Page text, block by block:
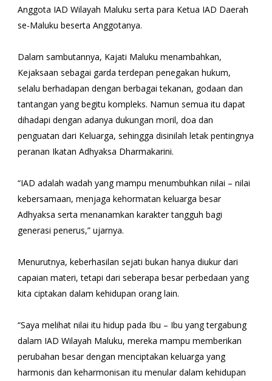
Anggota IAD Wilayah Maluku serta para Ketua IAD Daerah
se-Maluku beserta Anggotanya.
Dalam sambutannya, Kajati Maluku menambahkan,
Kejaksaan sebagai garda terdepan penegakan hukum,
selalu berhadapan dengan berbagai tekanan, godaan dan
tantangan yang begitu kompleks. Namun semua itu dapat
dihadapi dengan adanya dukungan moril, doa dan
penguatan dari Keluarga, sehingga disinilah letak pentingnya
peranan Ikatan Adhyaksa Dharmakarini.
“IAD adalah wadah yang mampu menumbuhkan nilai – nilai
kebersamaan, menjaga kehormatan keluarga besar
Adhyaksa serta menanamkan karakter tangguh bagi
generasi penerus,” ujarnya.
Menurutnya, keberhasilan sejati bukan hanya diukur dari
capaian materi, tetapi dari seberapa besar perbedaan yang
kita ciptakan dalam kehidupan orang lain.
“Saya melihat nilai itu hidup pada Ibu – Ibu yang tergabung
dalam IAD Wilayah Maluku, mereka mampu memberikan
perubahan besar dengan menciptakan keluarga yang
harmonis dan keharmonisan itu menular dalam kehidupan